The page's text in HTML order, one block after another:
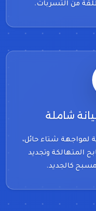
من التسربات.
شاملة
لمواجهة شتاء حائل،
المتهالكة وتجديد
كالجديد.